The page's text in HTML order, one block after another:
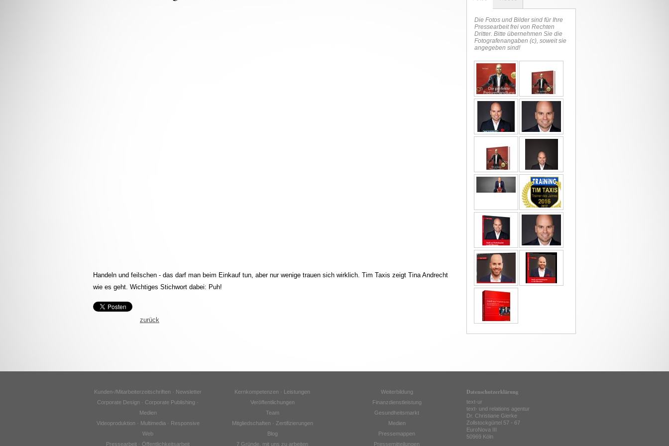
Handeln und feilschen - das darf man beim Einkauf tun, aber nur wenige trauen sich wirklich. Tim Taxis zeigt Tina Andrecht
wie es geht. Wichtiges Stichwort dabei: Puh!
zurück
Die Fotos und Bilder sind für Ihre
Pressearbeit frei von Rechten
Dritter. Bitte übernehmen Sie die
Fotografenangaben (c), soweit sie
angegeben sind!
Kunden-/Mitarbeiterzeitschriften · Newsletter
Corporate Design · Corporate Publishing ·
Medien
Videoproduktion · Multimedia · Responsive
Web
Pressearbeit · Öffentlichkeitsarbeit
Kernkompetenzen · Leistungen
Veröffentlichungen
Team
Mitgliedschaften · Zertifizierungen
Blog
7 Gründe, mit uns zu arbeiten
Weiterbildung
Finanzdienstleistung
Gesundheitsmarkt
Medien
Pressemappen
Pressemitteilungen
Datenschutzerklärung
text-ur
text- und relations agentur
Dr. Christiane Gierke
Zollstockgürtel 57 - 67
EuroNova III
50969 Köln